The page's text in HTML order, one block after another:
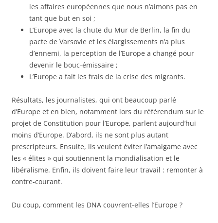
les affaires européennes que nous n’aimons pas en
tant que but en soi ;
L’Europe avec la chute du Mur de Berlin, la fin du
pacte de Varsovie et les élargissements n’a plus
d’ennemi, la perception de l’Europe a changé pour
devenir le bouc-émissaire ;
L’Europe a fait les frais de la crise des migrants.
Résultats, les journalistes, qui ont beaucoup parlé
d’Europe et en bien, notamment lors du référendum sur le
projet de Constitution pour l’Europe, parlent aujourd’hui
moins d’Europe. D’abord, ils ne sont plus autant
prescripteurs. Ensuite, ils veulent éviter l’amalgame avec
les « élites » qui soutiennent la mondialisation et le
libéralisme. Enfin, ils doivent faire leur travail : remonter à
contre-courant.
Du coup, comment les DNA couvrent-elles l’Europe ?